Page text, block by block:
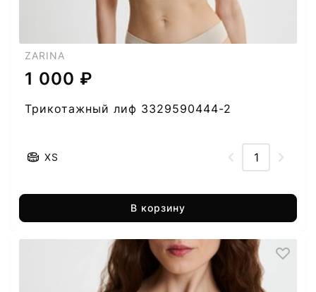
ZARINA
1 000 ₽
Трикотажный лиф 3329590444-2
XS
В корзину